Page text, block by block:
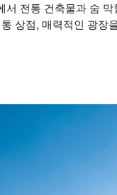
전통 건축물과 숨
상점, 매력적인 광장